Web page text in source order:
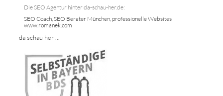
Die SEO Agentur hinter da-schau-her.de:
SEO Coach, SEO Berater München, professionelle Websites
www.romanek.com
da schau her ...